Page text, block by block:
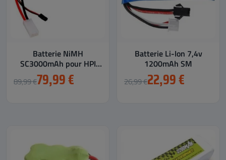
Batterie NiMH
SC3000mAh pour HPI
Rovan KM Baja 5B 5T
5SC
89,99 €79,99 €
Batterie Li-Ion 7,4v
1200mAh SM
26,99 €22,99 €